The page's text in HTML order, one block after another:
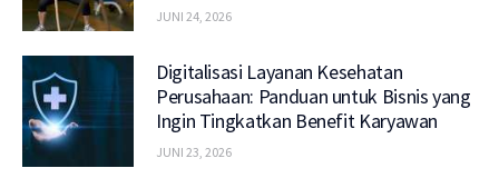
JUNI 24, 2026
Digitalisasi Layanan Kesehatan
Perusahaan: Panduan untuk Bisnis yang
Ingin Tingkatkan Benefit Karyawan
JUNI 23, 2026